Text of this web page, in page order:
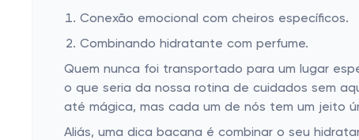
Conexão emocional com cheiros específicos.
Combinando hidratante com perfume.
Quem nunca foi transportado para um lugar
o que seria da nossa rotina de cuidados sem
até mágica, mas cada um de nós tem um jeito
Aliás, uma dica bacana é combinar o seu